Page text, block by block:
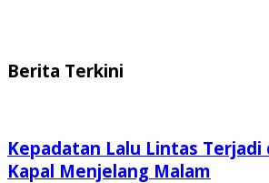
Berita Terkini
Kepadatan Lalu Lintas Terjadi
Kapal Menjelang Malam